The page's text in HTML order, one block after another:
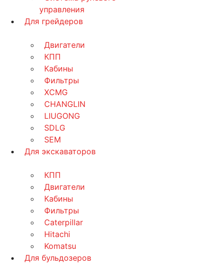
управления
Для грейдеров
Двигатели
КПП
Кабины
Фильтры
XCMG
CHANGLIN
LIUGONG
SDLG
SEM
Для экскаваторов
КПП
Двигатели
Кабины
Фильтры
Caterpillar
Hitachi
Komatsu
Для бульдозеров